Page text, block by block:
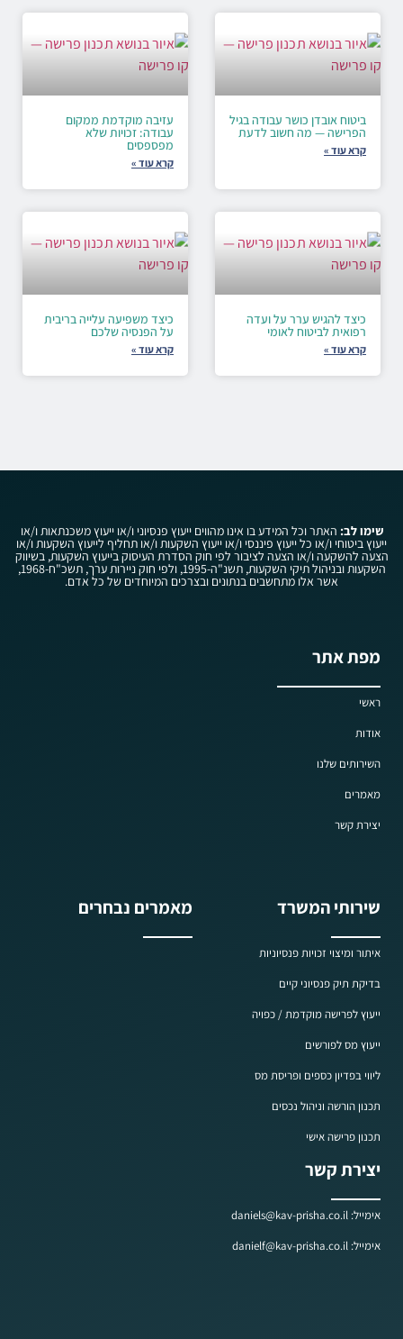
ביטוח אובדן כושר עבודה בגיל
הפרישה — מה חשוב לדעת
קרא עוד »
עזיבה מוקדמת ממקום
עבודה: זכויות שלא
מפספסים
קרא עוד »
כיצד להגיש ערר על ועדה
רפואית לביטוח לאומי
קרא עוד »
כיצד משפיעה עלייה בריבית
על הפנסיה שלכם
קרא עוד »
שימו לב: האתר וכל המידע בו אינו מהווים ייעוץ פנסיוני ו/או ייעוץ משכנתאות ו/או
ייעוץ ביטוחי ו/או כל ייעוץ פיננסי ו/או ייעוץ השקעות ו/או תחליף לייעוץ השקעות ו/או
הצעה להשקעה ו/או הצעה לציבור לפי חוק הסדרת העיסוק בייעוץ השקעות, בשיווק
השקעות ובניהול תיקי השקעות, תשנ"ה-1995, ולפי חוק ניירות ערך, תשכ"ח-1968,
אשר אלו מתחשבים בנתונים ובצרכים המיוחדים של כל אדם.
מפת אתר
ראשי
אודות
השירותים שלנו
מאמרים
יצירת קשר
שירותי המשרד
איתור ומיצוי זכויות פנסיוניות
בדיקת תיק פנסיוני קיים
ייעוץ לפרישה מוקדמת / כפויה
ייעוץ מס לפורשים
ליווי בפדיון כספים ופריסת מס
תכנון הורשה וניהול נכסים
תכנון פרישה אישי
מאמרים נבחרים
יצירת קשר
אימייל: daniels@kav-prisha.co.il
אימייל: danielf@kav-prisha.co.il